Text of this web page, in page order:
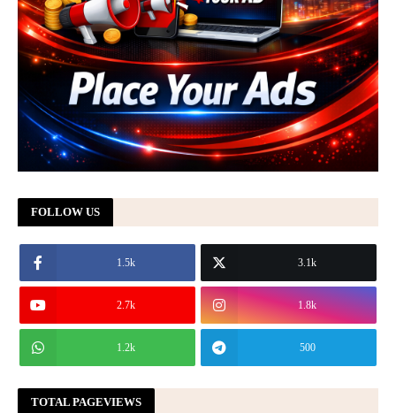
FOLLOW US
1.5k 3.1k
2.7k 1.8k
1.2k 500
TOTAL PAGEVIEWS